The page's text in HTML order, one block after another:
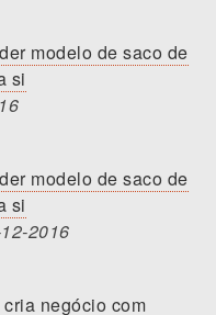
modelo de saco de
si
modelo de saco de
si
2016
negócio com